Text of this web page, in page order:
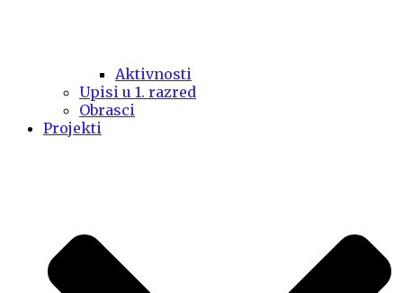
Aktivnosti
Upisi u 1. razred
Obrasci
Projekti